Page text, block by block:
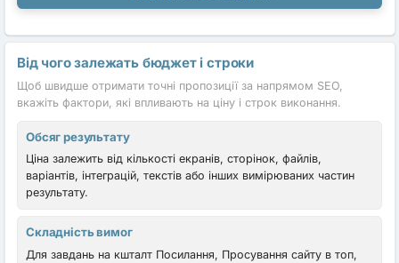
Від чого залежать бюджет і строки
Щоб швидше отримати точні пропозиції за напрямом SEO,
вкажіть фактори, які впливають на ціну і строк виконання.
Обсяг результату
Ціна залежить від кількості екранів, сторінок, файлів,
варіантів, інтеграцій, текстів або інших вимірюваних частин
результату.
Складність вимог
Для завдань на кшталт Посилання, Просування сайту в топ,